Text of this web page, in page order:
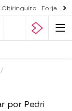
Chiringuito Forjado
por Pedri